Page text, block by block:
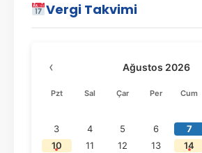
Vergi Takvimi
‹ Ağustos 2026
Pzt Sal Çar Per Cum
3
4 5 6 7
10
11 12 13 14